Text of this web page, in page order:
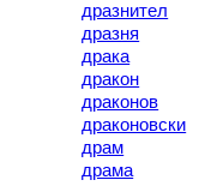
дразнител
дразня
драка
дракон
драконов
драконовски
драм
драма